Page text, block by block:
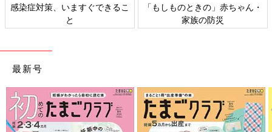
感染症対策、いますぐできるこ
と
「もしものときの」赤ちゃん・
家族の防災
最新号